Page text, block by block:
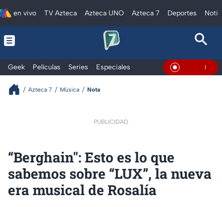
en vivo TV Azteca Azteca UNO Azteca 7 Deportes
Geek Películas Series Especiales En Vivo
Azteca 7 Música Nota
PUBLICIDAD
“Berghain": Esto es lo que
sabemos sobre “LUX”, la nueva
era musical de Rosalía